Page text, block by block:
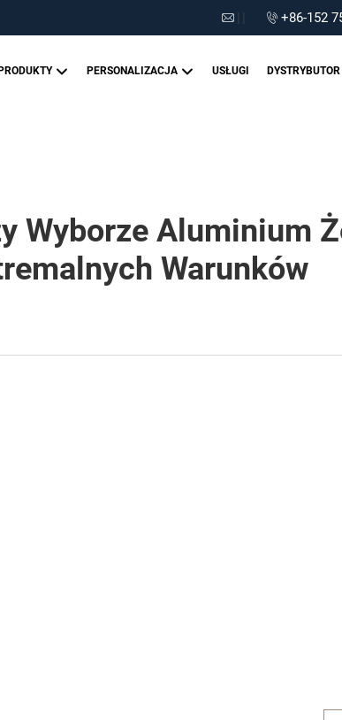
+86-152
PRODUKTY PERSONALIZACJA USŁUGI DYSTRYBUTOR
Wyborze Aluminium
Warunków